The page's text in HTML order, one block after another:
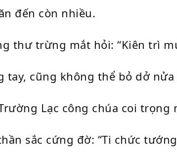
đến còn nhiều.
thư trừng mắt hỏi: “Kiên trì
tay, cũng không thể bỏ dở nửa
Lạc công chúa coi trọng
sắc cứng đờ: “Ti chức